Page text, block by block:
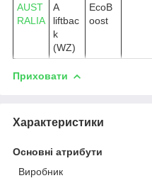
AUST
RALIA
A
liftbac
k
(WZ)
EcoB
oost
Приховати
Характеристики
Основні атрибути
Виробник